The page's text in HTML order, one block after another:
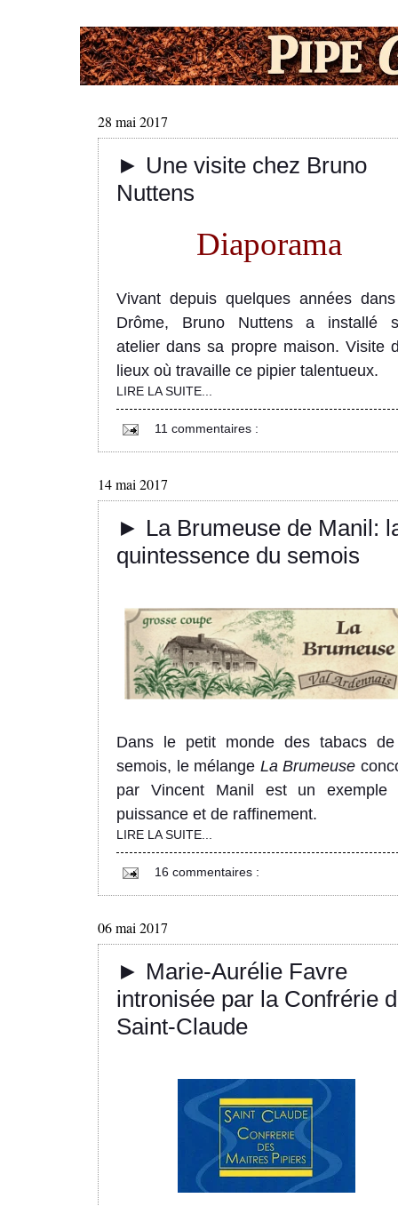
28 mai 2017
► Une visite chez Bruno
Nuttens
Diaporama
Vivant depuis quelques années
Drôme, Bruno Nuttens a installé
atelier dans sa propre maison. Visite
lieux où travaille ce pipier talentueux.
LIRE LA SUITE...
11 commentaires :
14 mai 2017
► La Brumeuse de Manil:
quintessence du semois
Dans le petit monde des tabacs
semois, le mélange La Brumeuse
par Vincent Manil est un exemple
puissance et de raffinement.
LIRE LA SUITE...
16 commentaires :
06 mai 2017
► Marie-Aurélie Favre
intronisée par la Confrérie
Saint-Claude